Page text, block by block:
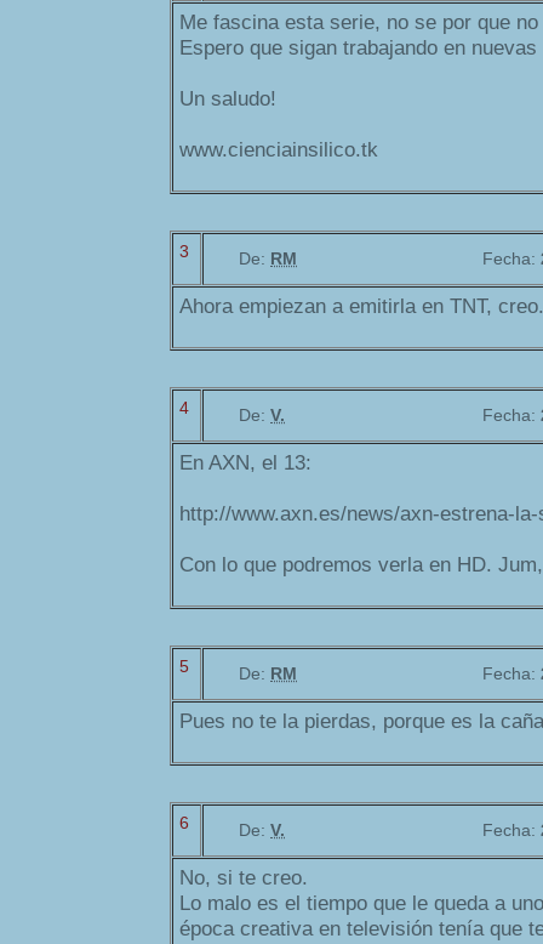
Me fascina esta serie, no se por que
Espero que sigan trabajando en
Un saludo!
www.cienciainsilico.tk
3 De: RM Fecha:
Ahora empiezan a emitirla en TNT, creo.
4 De: V. Fecha:
En AXN, el 13:
http://www.axn.es/news/axn-estrena-
Con lo que podremos verla en HD.
5 De: RM Fecha:
Pues no te la pierdas, porque es la
6 De: V. Fecha:
No, si te creo.
Lo malo es el tiempo que le queda a
época creativa en televisión tenía que